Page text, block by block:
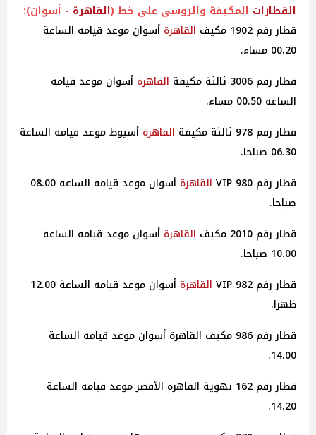
القطارات المكيفة والروسى على خط (القاهرة - أسوان):
قطار رقم 1902 مكيف
القاهرة أسوان موعد قيامه الساعة
00.20 مساء.
قطار رقم 3006 ثالثة مكيفة
القاهرة أسوان موعد قيامه
الساعة 00.50 مساء.
قطار رقم 978 ثالثة مكيفة
القاهرة أسيوط موعد قيامه الساعة
06.30 صباحا.
قطار رقم 980 VIP
القاهرة
أسوان موعد قيامه الساعة 08.00
صباحا.
قطار رقم 2010 مكيف
القاهرة أسوان موعد قيامه الساعة
10.00 صباحا.
قطار رقم 982 VIP
القاهرة
أسوان موعد قيامه الساعة 12.00
ظهرا.
قطار رقم 986 مكيف القاهرة أسوان موعد قيامه الساعة
14.00.
قطار رقم 162 تهوية القاهرة الأقصر موعد قيامه الساعة
14.20.